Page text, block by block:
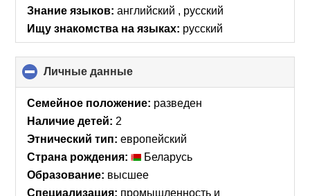
collapse
contents
Знание языков: английский , русский
Ищу знакомства на языках: русский
Личные данные
to
collapse
contents
Семейное положение: разведен
Наличие детей: 2
Этнический тип: европейский
Страна рождения:
Беларусь
Образование: высшее
Специализация: промышленность и